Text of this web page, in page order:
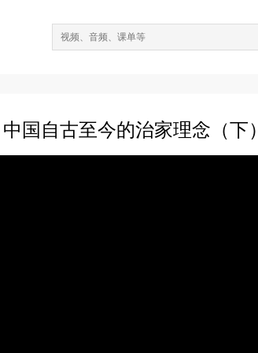
国自古至今的治家理念（下）